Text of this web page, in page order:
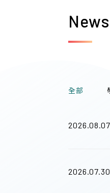
全部
2026.08.07
2026.07.30